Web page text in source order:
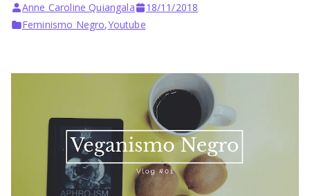
Anne Caroline Quiangala
18/11/2018
Feminismo Negro,Youtube